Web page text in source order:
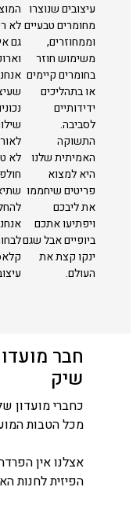
עיצובים שנוצרו
מחומרים טבעיים
וממחוזרים,
משימוש חוזר
בחומרים קיימים
או בתהליכים
ידידותיים
לסביבה.
התשוקה
האמיתית שלנו
היא למצוא
פריטים שיחממו
את ליבכם
ויפתיעו אתכם
ביופיים אבל שגם
ינקו קצת את
העולם.
לא
גם
לא
חבר
שיק
כחברי מועדון
מכל הטבות
אצלנו אין
הפיזית לחנות